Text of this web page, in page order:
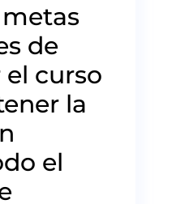
de
curso
la
el